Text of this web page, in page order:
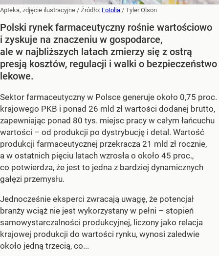
Apteka, zdjęcie ilustracyjne / Źródło: Fotolia / Tyler Olson
Polski rynek farmaceutyczny rośnie wartościowo
i zyskuje na znaczeniu w gospodarce,
ale w najbliższych latach zmierzy się z ostrą
presją kosztów, regulacji i walki o bezpieczeństwo
lekowe.
Sektor farmaceutyczny w Polsce generuje około 0,75 proc.
krajowego PKB i ponad 26 mld zł wartości dodanej brutto,
zapewniając ponad 80 tys. miejsc pracy w całym łańcuchu
wartości – od produkcji po dystrybucję i detal. Wartość
produkcji farmaceutycznej przekracza 21 mld zł rocznie,
a w ostatnich pięciu latach wzrosła o około 45 proc.,
co potwierdza, że jest to jedna z bardziej dynamicznych
gałęzi przemysłu.
Jednocześnie eksperci zwracają uwagę, że potencjał
branży wciąż nie jest wykorzystany w pełni – stopień
samowystarczalności produkcyjnej, liczony jako relacja
krajowej produkcji do wartości rynku, wynosi zaledwie
około jedną trzecią, co...